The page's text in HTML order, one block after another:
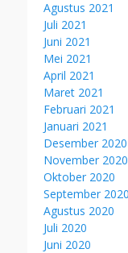
Agustus 2021
Juli 2021
Juni 2021
Mei 2021
April 2021
Maret 2021
Februari 2021
Januari 2021
Desember 2020
November 2020
Oktober 2020
September 2020
Agustus 2020
Juli 2020
Juni 2020